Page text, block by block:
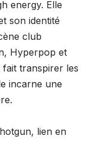
energy. Elle
son identité
club
Hyperpop et
transpirer les
incarne une
lien en